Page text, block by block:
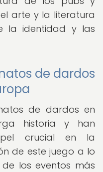
arte y la literatura
la identidad y las
de dardos
de dardos en
historia y han
crucial en la
de este juego a lo
los eventos más